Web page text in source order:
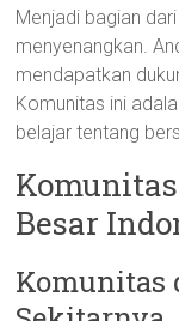
Menjadi bagian
menyenangkan.
mendapatkan
Komunitas ini
belajar tentang
Besar
Komunitas